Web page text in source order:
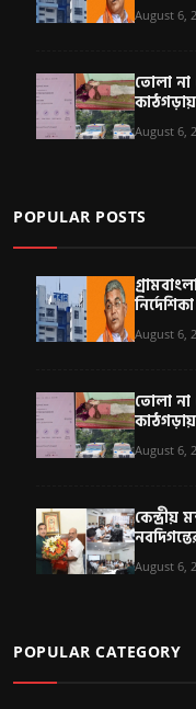
August 6,
তোলা না
August 6,
POPULAR POSTS
August 6,
তোলা না
August 6,
August 6,
POPULAR CATEGORY